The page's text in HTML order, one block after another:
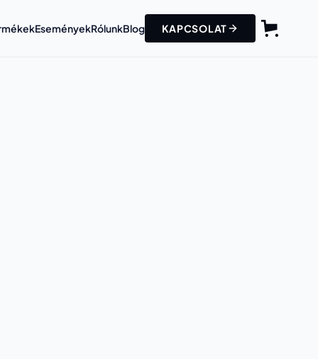
EseményekRólunkBlog KAPCSOLAT